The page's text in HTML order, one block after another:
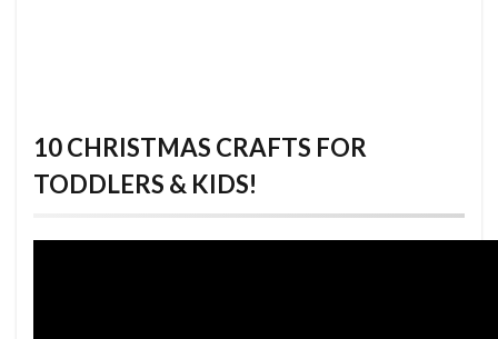
10 CHRISTMAS CRAFTS FOR
TODDLERS & KIDS!